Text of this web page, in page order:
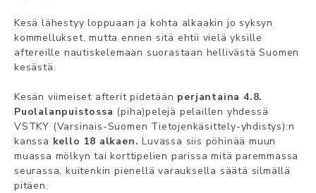
Kesä lähestyy loppuaan ja kohta alkaakin jo syksyn
kommellukset, mutta ennen sitä ehtii vielä yksille
aftereille nautiskelemaan suorastaan hellivästä Suomen
kesästä.
Kesän viimeiset afterit pidetään perjantaina 4.8.
Puolalanpuistossa (piha)pelejä pelaillen yhdessä
VSTKY (Varsinais-Suomen Tietojenkäsittely-yhdistys):n
kanssa kello 18 alkaen. Luvassa siis pöhinää muun
muassa mölkyn tai korttipelien parissa mitä paremmassa
seurassa, kuitenkin pienellä varauksella säätä silmällä
pitäen.